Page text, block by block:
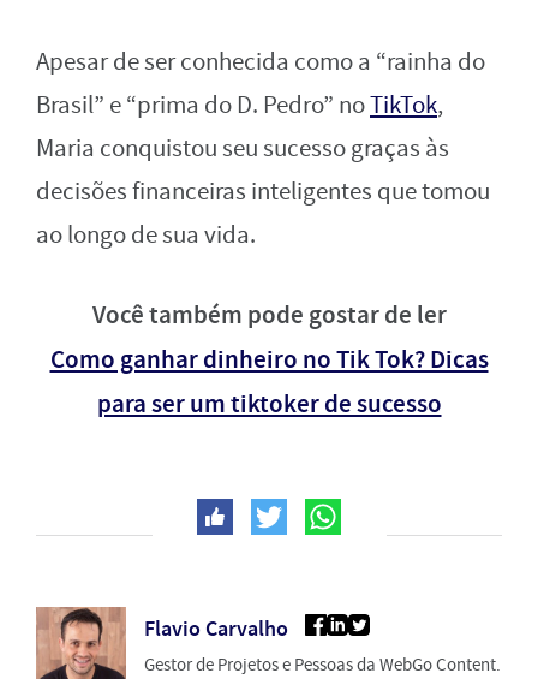
Apesar de ser conhecida como a “rainha do
Brasil” e “prima do D. Pedro” noTikTok,
Maria conquistou seu sucesso graças às
decisões financeiras inteligentes que tomou
ao longo de sua vida.
Você também pode gostar de ler
Como ganhar dinheiro no Tik Tok? Dicas
para ser um tiktoker de sucesso
Flavio Carvalho
Gestor de Projetos e Pessoas da WebGo Content.